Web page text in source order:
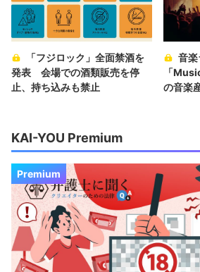
「フジロック」全面禁酒を
発表 会場での酒類販売を停
止、持ち込みも禁止
音
「
の音楽
KAI-YOU Premium
Premium